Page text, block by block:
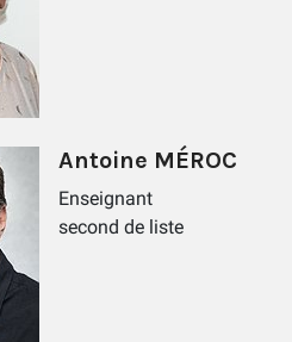
Antoine MÉROC
Enseignant
second de liste